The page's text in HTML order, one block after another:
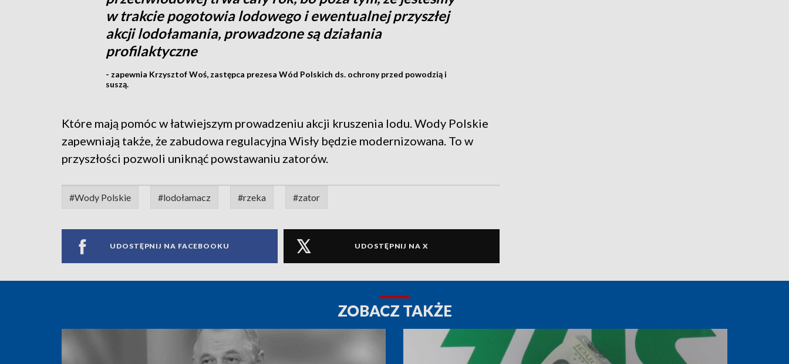
w trakcie pogotowia lodowego i ewentualnej przyszłej
akcji lodołamania, prowadzone są działania
profilaktyczne
- zapewnia Krzysztof Woś, zastępca prezesa Wód Polskich ds. ochrony przed powodzią i
suszą.
Które mają pomóc w łatwiejszym prowadzeniu akcji kruszenia lodu. Wody Polskie
zapewniają także, że zabudowa regulacyjna Wisły będzie modernizowana. To w
przyszłości pozwoli uniknąć powstawaniu zatorów.
#Wody Polskie #lodołamacz #rzeka #zator
UDOSTĘPNIJ NA FACEBOOKU UDOSTĘPNIJ NA X
ZOBACZ TAKŻE